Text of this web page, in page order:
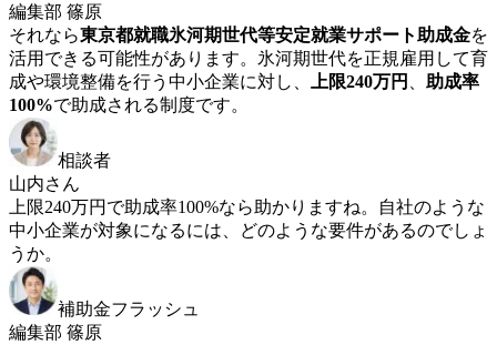
編集部 篠原
それなら東京都就職氷河期世代等安定就業サポート助成金を
活用できる可能性があります。氷河期世代を正規雇用して育
成や環境整備を行う中小企業に対し、
上限240万円
助成率
100%で助成される制度です。
相談者
山内さん
上限240万円で助成率100%なら助かりますね。自社のような
中小企業が対象になるには、どのような要件があるのでしょ
うか。
補助金フラッシュ
編集部 篠原